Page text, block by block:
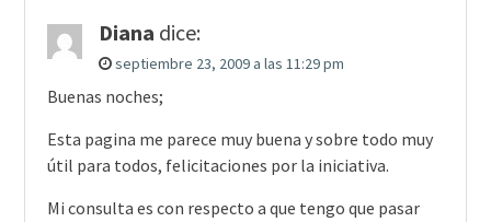
Diana dice:
septiembre 23, 2009 a las 11:29 pm
Buenas noches;
Esta pagina me parece muy buena y sobre todo muy
útil para todos, felicitaciones por la iniciativa.
Mi consulta es con respecto a que tengo que pasar